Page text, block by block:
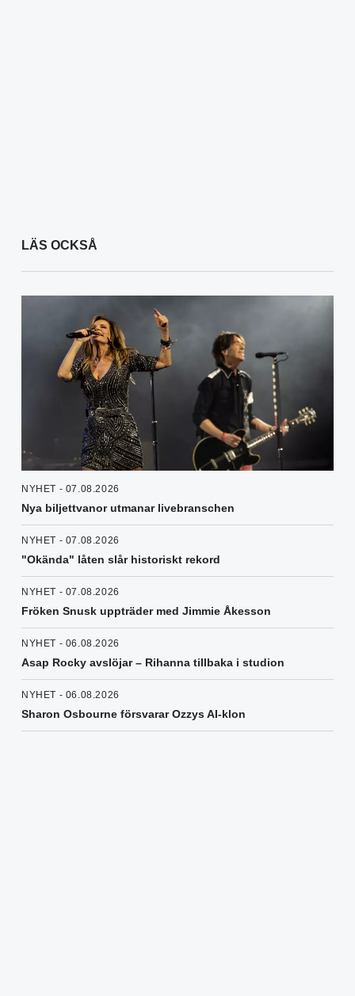
LÄS OCKSÅ
NYHET - 07.08.2026
Nya biljettvanor utmanar livebranschen
NYHET - 07.08.2026
"Okända" låten slår historiskt rekord
NYHET - 07.08.2026
Fröken Snusk uppträder med Jimmie Åkesson
NYHET - 06.08.2026
Asap Rocky avslöjar – Rihanna tillbaka i studion
NYHET - 06.08.2026
Sharon Osbourne försvarar Ozzys AI-klon